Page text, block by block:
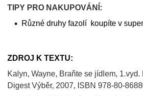
TIPY PRO NAKUPOVÁNÍ:
Různé druhy fazolí koupíte v
ZDROJ K TEXTU:
Kalyn, Wayne, Braňte se jídlem,
Digest Výběr, 2007, ISBN 978-80-